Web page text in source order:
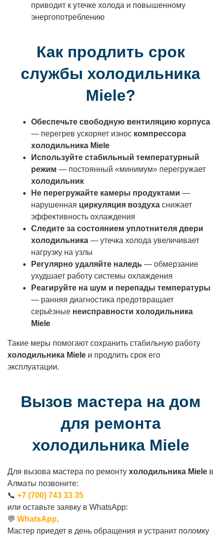
приводит к утечке холода и повышенному
энергопотреблению
Как продлить срок
службы холодильника
Miele?
Обеспечьте свободную вентиляцию корпуса
— перегрев ускоряет износ компрессора
холодильника Miele
Используйте стабильный температурный
режим — постоянный «минимум» перегружает
холодильник
Не перегружайте камеры продуктами —
нарушенная циркуляция воздуха снижает
эффективность охлаждения
Следите за состоянием уплотнителя двери
холодильника — утечка холода увеличивает
нагрузку на узлы
Регулярно удаляйте наледь — обмерзание
ухудшает работу системы охлаждения
Реагируйте на шум и перепады температуры
— ранняя диагностика предотвращает
серьёзные неисправности холодильника
Miele
Такие меры помогают сохранить стабильную работу
холодильника Miele и продлить срок его
эксплуатации.
Вызов мастера на дом
для ремонта
холодильника Miele
Для вызова мастера по ремонту холодильника Miele в
Алматы позвоните:
📞 +7 (700) 743 33 35
или оставьте заявку в WhatsApp:
💬 WhatsApp.
Мастер приедет в день обращения и устранит поломку